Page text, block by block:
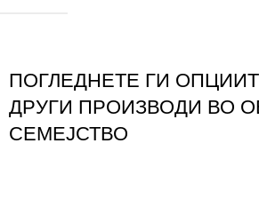
ПОГЛЕДНЕТЕ ГИ
ДРУГИ ПРОИЗВОДИ ВО
СЕМЕЈСТВО